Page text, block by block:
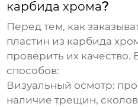
карбида хрома?
Перед тем, как
пластин из карбида
проверить их качество.
способов:
Визуальный осмотр:
наличие трещин,